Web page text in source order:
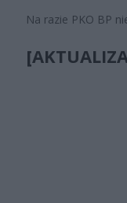
Na razie PKO BP